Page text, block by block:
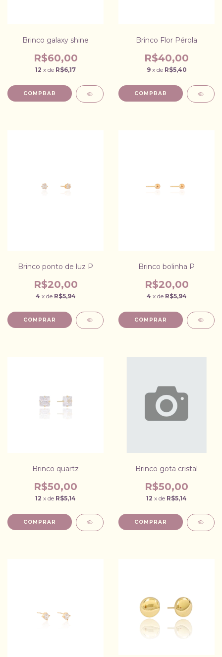
Brinco galaxy shine
R$60,00
12 x de R$6,17
Brinco Flor Pérola
R$40,00
9 x de R$5,40
Brinco ponto de luz P
R$20,00
4 x de R$5,94
Brinco bolinha P
R$20,00
4 x de R$5,94
Brinco quartz
R$50,00
12 x de R$5,14
Brinco gota cristal
R$50,00
12 x de R$5,14